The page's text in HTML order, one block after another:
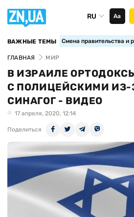
RU Аа
ВАЖНЫЕ ТЕМЫ Смена правительства и
ГЛАВНАЯ МИР
В ИЗРАИЛЕ
С ПОЛИЦЕЙСКИМИ ИЗ-
СИНАГОГ - ВИДЕО
17 апреля, 2020, 12:14
Поделиться